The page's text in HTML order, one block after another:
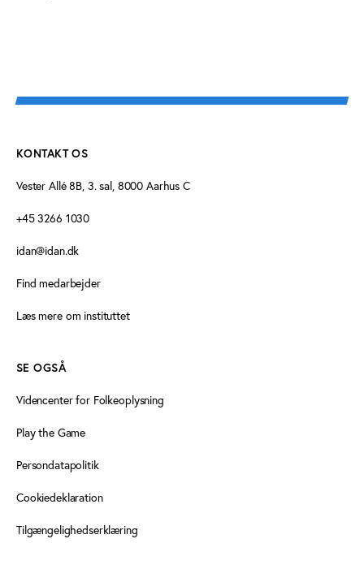
KONTAKT OS
Vester Allé 8B, 3. sal, 8000 Aarhus C
+45 3266 1030
idan@idan.dk
Find medarbejder
Læs mere om instituttet
SE OGSÅ
Videncenter for Folkeoplysning
Play the Game
Persondatapolitik
Cookiedeklaration
Tilgængelighedserklæring